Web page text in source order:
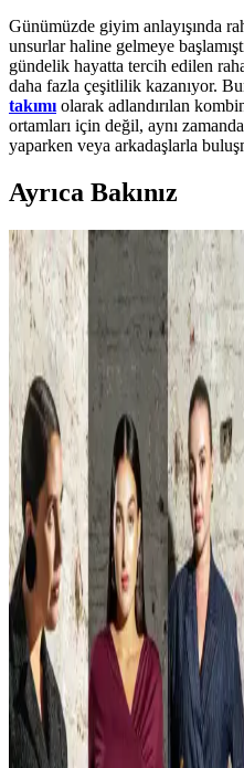
Günümüzde giyim anlayışında
unsurlar haline gelmeye
gündelik hayatta tercih edilen
daha fazla çeşitlilik kazanıyor.
takımı olarak adlandırılan
ortamları için değil, aynı
yaparken veya arkadaşlarla
Ayrıca Bakınız
Günlük Moda Soruları
Rahatlık ve Şıklık Dengesi
Moda ve stil, kişisel tercihler ve
giyimi, iş görüşmesi, mevsimlik
önerilerle günlük şıklık ve
Raw Denim
Kesim Stratejileri Üzerine
Raw denim pantolonlarda beden
çeşitliliği nedeniyle önemlidir. Bir
stratejileri, konfor ve estetik
önerilir.
Açık Paça Eşofman
ve Tercih Kriterleri
Açık paça eşofmanlar,
Champion, Uniqlo, Nike gibi
seçenekleriyle öne çıkar.
Kadın Modasında İş
Günlük Stil Çözümleri